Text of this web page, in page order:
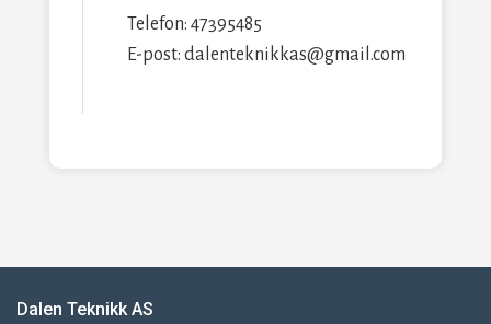
Telefon: 47395485
E-post: dalenteknikkas@gmail.com
Dalen Teknikk AS